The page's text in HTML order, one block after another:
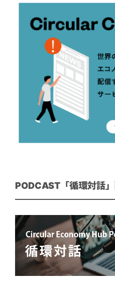
PODCAST「循環対話」